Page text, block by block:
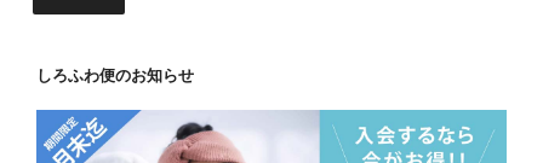
しろふわ便のお知らせ